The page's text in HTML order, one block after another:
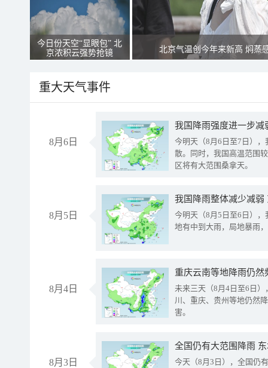
今日份天空“显眼包” 北
京浓积云强势抢镜
北京气温创今年来新高 焖蒸
重大天气事件
8月6日
今明天（8月6日至7日）
散。同时，我国高温范围
区将有大范围桑拿天。
8月5日
我国降雨整体减少减弱
今明天（8月5日至6日）
地有中到大雨，局地暴雨
8月4日
重庆云南等地降雨仍然
未来三天（8月4日至6日
川、重庆、贵州等地仍然
害。
8月3日
全国仍有大范围降雨
今天（8月3日），全国仍